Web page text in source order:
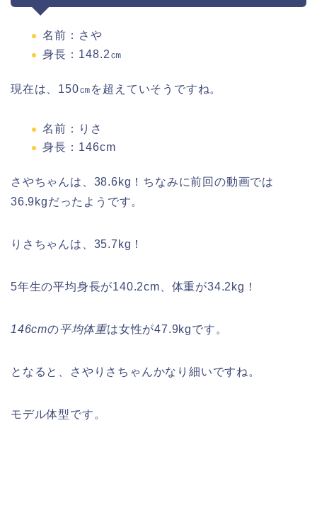
名前：さや
身長：148.2㎝
現在は、150㎝を超えていそうですね。
名前：りさ
身長：146cm
さやちゃんは、38.6kg！ちなみに前回の動画では
36.9kgだったようです。
りさちゃんは、35.7kg！
5年生の平均身長が140.2cm、体重が34.2kg！
146cmの平均体重は女性が47.9kgです。
となると、さやりさちゃんかなり細いですね。
モデル体型です。